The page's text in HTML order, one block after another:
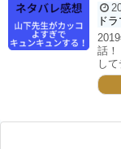
ドラ
話！
し